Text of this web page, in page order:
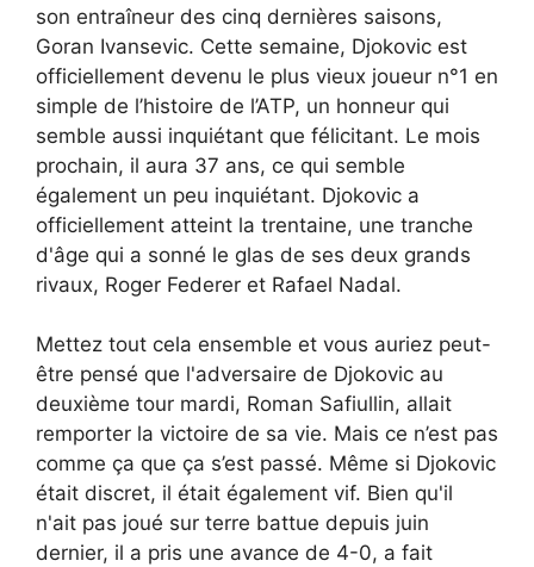
son entraîneur des cinq dernières saisons,
Goran Ivansevic. Cette semaine, Djokovic est
officiellement devenu le plus vieux joueur n°1 en
simple de l’histoire de l’ATP, un honneur qui
semble aussi inquiétant que félicitant. Le mois
prochain, il aura 37 ans, ce qui semble
également un peu inquiétant. Djokovic a
officiellement atteint la trentaine, une tranche
d'âge qui a sonné le glas de ses deux grands
rivaux, Roger Federer et Rafael Nadal.
Mettez tout cela ensemble et vous auriez peut-
être pensé que l'adversaire de Djokovic au
deuxième tour mardi, Roman Safiullin, allait
remporter la victoire de sa vie. Mais ce n’est pas
comme ça que ça s’est passé. Même si Djokovic
était discret, il était également vif. Bien qu'il
n'ait pas joué sur terre battue depuis juin
dernier, il a pris une avance de 4-0, a fait